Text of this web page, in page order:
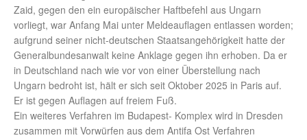
Zaid, gegen den ein europäischer Haftbefehl aus Ungarn
vorliegt, war Anfang Mai unter Meldeauflagen entlassen worden;
aufgrund seiner nicht-deutschen Staatsangehörigkeit hatte der
Generalbundesanwalt keine Anklage gegen ihn erhoben. Da er
in Deutschland nach wie vor von einer Überstellung nach
Ungarn bedroht ist, hält er sich seit Oktober 2025 in Paris auf.
Er ist gegen Auflagen auf freiem Fuß.
Ein weiteres Verfahren im Budapest- Komplex wird in Dresden
zusammen mit Vorwürfen aus dem Antifa Ost Verfahren